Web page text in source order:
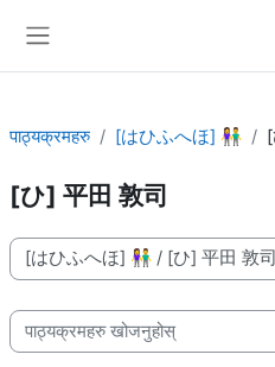
पाठ्यक्रमहरु [はひふへほ] 👫
[ひ] 平田 敦司
पाठ्यक्रम वर्गहरु
पाठ्यक्रमहरु खोजनुहोस्